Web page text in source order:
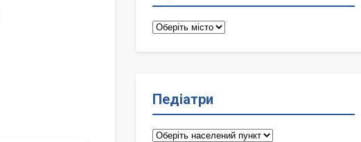
Терапевти
Педіатри
Педіатри